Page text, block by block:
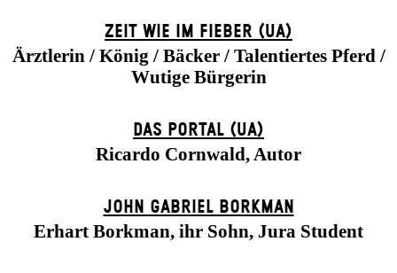
ZEIT WIE IM FIEBER (UA)
Ärztlerin / König / Bäcker / Talentiertes Pferd /
Wutige Bürgerin
DAS POR­TAL (UA)
Ricardo Cornwald, Autor
JOHN GABRIEL BORKMAN
Erhart Borkman, ihr Sohn, Jura Student